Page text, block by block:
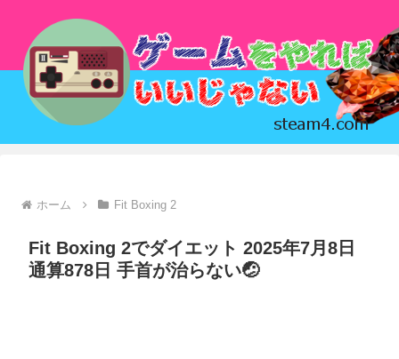
ホーム Fit Boxing 2
Fit Boxing 2でダイエット 2025年7月8日
通算878日 手首が治らない🤕